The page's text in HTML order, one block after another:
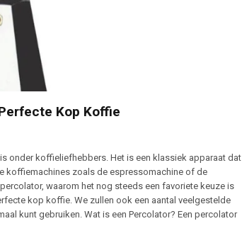
Kop Koffie
onder koffieliefhebbers. Het is een klassiek apparaat dat
koffiemachines zoals de espressomachine of de
waarom het nog steeds een favoriete keuze is
kop koffie. We zullen ook een aantal veelgestelde
kunt gebruiken. Wat is een Percolator? Een percolator